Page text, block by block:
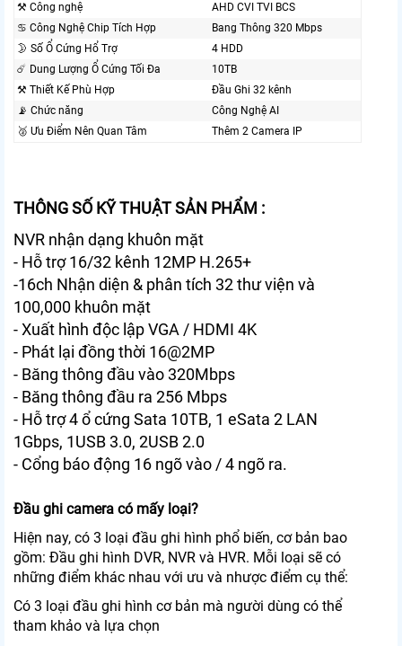
⚒ Công nghệ
AHD CVI TVI BCS
♋ Công Nghệ Chip Tích Hợp
Bang Thông 320 Mbps
🌛 Số Ổ Cứng Hổ Trợ
4 HDD
☄️ Dung Lượng Ổ Cứng Tối Đa
10TB
⚒ Thiết Kế Phù Hợp
Đầu Ghi 32 kênh
📡 Chức năng
Công Nghệ AI
🥈️ Ưu Điểm Nên Quan Tâm
Thêm 2 Camera IP
THÔNG SỐ KỸ THUẬT SẢN PHẨM :
NVR nhận dạng khuôn mặt
- Hỗ trợ 16/32 kênh 12MP H.265+
-16ch Nhận diện & phân tích 32 thư viện và
100,000 khuôn mặt
- Xuất hình độc lập VGA / HDMI 4K
- Phát lại đồng thời 16@2MP
- Băng thông đầu vào 320Mbps
- Băng thông đầu ra 256 Mbps
- Hỗ trợ 4 ổ cứng Sata 10TB, 1 eSata 2 LAN
1Gbps, 1USB 3.0, 2USB 2.0
- Cổng báo động 16 ngõ vào / 4 ngõ ra.
Đầu ghi camera có mấy loại?
Hiện nay, có 3 loại đầu ghi hình phổ biến, cơ bản bao
gồm: Đầu ghi hình DVR, NVR và HVR. Mỗi loại sẽ có
những điểm khác nhau với ưu và nhược điểm cụ thể:
Có 3 loại đầu ghi hình cơ bản mà người dùng có thể
tham khảo và lựa chọn